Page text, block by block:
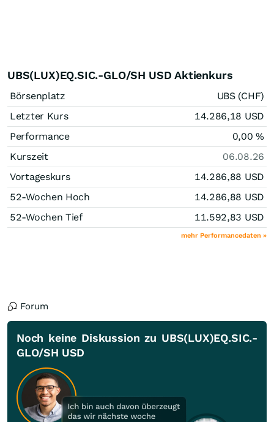
UBS(LUX)EQ.SIC.-GLO/SH USD Aktienkurs
Börsenplatz
UBS (CHF)
Letzter Kurs
14.286,18 USD
Performance
0,00%
Kurszeit
06.08.26
Vortageskurs
14.286,88 USD
52-Wochen Hoch
14.286,88 USD
52-Wochen Tief
11.592,83 USD
mehr Performancedaten »
Forum
Noch keine Diskussion zu UBS(LUX)EQ.SIC.-
GLO/SH USD